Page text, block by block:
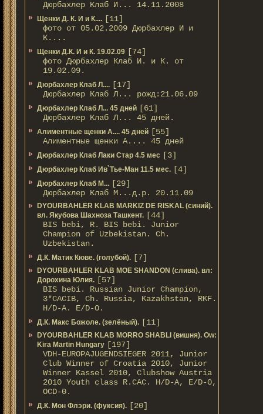
Дюрбахлер Клаб И... 14.11.2008
Щенки Д. К. И и К.... [11]
фото от 05.02.2009 Дюрбахлер И и
К....
Щенки Д.К. И и К. 19.02.09 [74]
фото Дюрбахлер Клаб И. и К. от
19.02.09.
Дюрбахлер Клаб Л.... [17]
Дюрбахлер Клаб Л... рожд:21.06.09
Дюрбахлер Клаб Л... 45 дней [61]
Дюрбахлер Клаб Л... 45 дней.
Алиментные щенки А.... 45 дней [55]
Алиментные щенки А.... 45 дней
Дюрбахлер Клаб Лаки Стар 4.5 мес [3]
Дюрбахлер Клаб Ив`Тье-Ман 11.5 мес. [4]
Дюрбахлер Клаб М... [29]
Дюрбахлер Клаб М...д.р. 20.11.09
DYOURBAHLER KLAB MARKIZ DE RISKAL (синий).
вл. Якубова Шахноза Ташкент. [44]
BIS bebi, R. BIS bebi. Junior
Champion of Uzbekistan. Ch.
Uzbekistan.
Д.К. Матик Кюве. (голубой). [7]
DYOURBAHLER KLAB MOE SHANDON (слива). вл:
Дорохина Юлия. [57]
BIS bebi. Russian Junior Champion,
3*САСIB, Ch. Russia, Kazakhstan, RKF.
Н/D-A. E/D-O.
Д.К. Макс Божоле. (зелёный). [11]
DYOURBAHLER KLAB MORRO SHABLI (вишня). Ow:
Kira Martin Hungary [197]
VDH-EUROPAJUGENDSIEGER 2011, Junior
Club Winner of Croatia 2010, Junior
Winner Kassel 2010, Clubshow Austria
2010 Youth class R.CAC. Н/D-A, E/D-0,
OCD-0.
Д.К. Мон Флэри. (фуксия). [20]